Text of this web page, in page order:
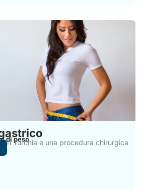
di peso
in Turchia è una procedura chirurgica